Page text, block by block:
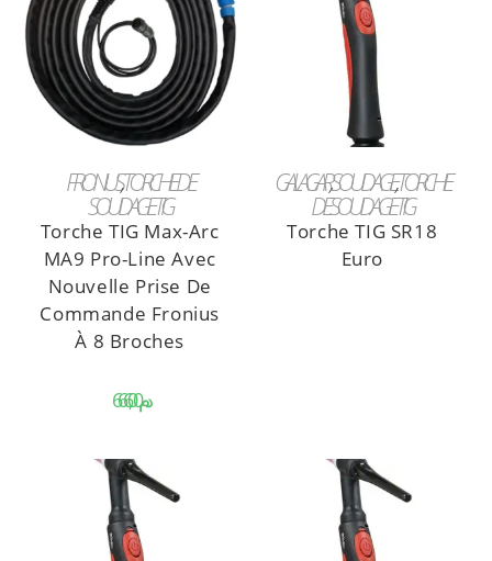
FRONIUS,TORCHE DE
SOUDAGE TIG
Torche TIG Max-Arc
MA9 Pro-Line Avec
Nouvelle Prise De
Commande Fronius
À 8 Broches
د.م.
666,00
GALAGAR,SOUDAGE,TORCHE
DE SOUDAGE TIG
Torche TIG SR18
Euro